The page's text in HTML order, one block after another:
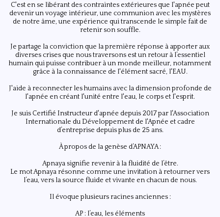
C'est en se libérant des contraintes extérieures que l'apnée peut
devenir un voyage intérieur, une communion avec les mystères
de notre âme, une expérience qui transcende le simple fait de
retenir son souffle.
Je partage la conviction que la première réponse à apporter aux
diverses crises que nous traversons est un retour à l’essentiel
humain qui puisse contribuer à un monde meilleur, notamment
grâce à la connaissance de l'élément sacré, l'EAU.
J'aide à reconnecter les humains avec la dimension profonde de
l'apnée en créant l'unité entre l'eau, le corps et l'esprit.
Je suis Certifié Instructeur d'apnée depuis 2017 par l'Association
Internationale du Développement de l'Apnée et cadre
d’entreprise depuis plus de 25 ans.
​À propos de la genèse d’APNAYA :
Apnaya signifie revenir à la fluidité de l’être.
Le mot Apnaya résonne comme une invitation à retourner vers
l’eau, vers la source fluide et vivante en chacun de nous.
Il évoque plusieurs racines anciennes :
AP : l’eau, les éléments